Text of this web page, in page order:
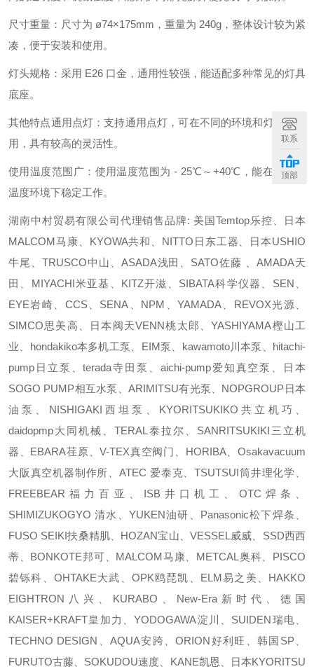
尺寸重量：尺寸为 ø74×175mm，重量为 240g，整体设计较为紧
凑，便于安装和使用。
灯头规格：采用 E26 口金，通用性较强，能适配多种常见的灯具
底座。
其他特点通用点灯：支持通用点灯，可在不同的环境和灯具中使
用，具有较高的灵活性。
使用温度范围广：使用温度范围为 - 25℃～+40℃，能在较宽的
温度环境下稳定工作。
湖南中村贸易有限公司代理销售品牌: 美国Temtop乐控、日本
MALCOM马康、KYOWA共和、NITTO日东工器、日本USHIO
牛尾、TRUSCO中山、ASADA浅田、SATO佐藤 、AMADA天
田、MIYACHI米亚基、KITZ开滋、SIBATA科学仪器、SEN、
EYE岩崎、CCS、SENA、NPM、YAMADA、REVOX光源、
SIMCO思美高、日本阀天VENN桃太郎、YASHIYAMA樫山工
业、hondakiko本多机工泵、EIM泵、kawamoto川本泵、hitachi-
pump日立泵、terada寺田泵、aichi-pump爱知真空泵、日本
SOGO PUMP相互水泵、ARIMITSU有光泵、NOPGROUP日本
油泵、NISHIGAKI西坦泵、KYORITSUKIKO共立机巧、
daidopmp大同机械、TERAL泰拉尔、SANRITSUKIKI三立机
器、EBARA荏原、V-TEX真空阀门、HORIBA、Osakavacuum
大阪真空机器制作所、ATEC 爱泰克、TSUTSUI筒井理化学、
FREEBEAR福力百亚、ISB井口机工、OTC焊条、
SHIMIZUKOGYO 清水、YUKEN油研、Panasonic松下焊条、
FUSO SEIKI扶桑精肌、HOZAN宝山、VESSEL威威、SSD西西
蒂、BONKOTE邦可、MALCOM马康、METCAL奥科、PISCO
碧铄科、OHTAKE大武、OPK鸥琵凯、ELM易之美、HAKKO
EIGHTRON八兴、KURABO、New-Era新时代、德国
KAISER+KRAFT皇加力、YODOGAWA淀川、SUIDEN瑞电、
TECHNO DESIGN、AQUA安跨、ORION好利旺、韩国SP、
FURUTO古藤、SOKUDOU速度、KANE凯恩、日本KYORITSU
联系
顶部